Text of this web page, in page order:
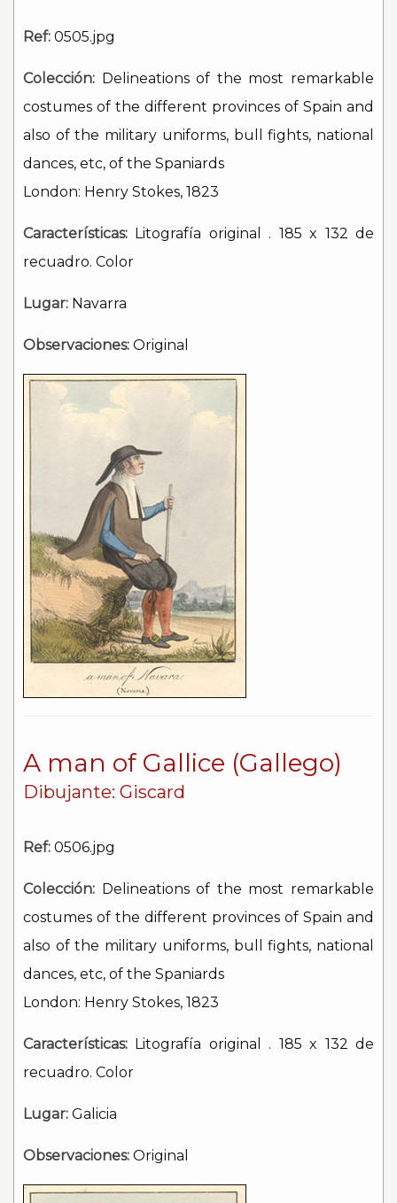
Ref: 0505.jpg
Colección: Delineations of the most remarkable
costumes of the different provinces of Spain and
also of the military uniforms, bull fights, national
dances, etc, of the Spaniards
London: Henry Stokes, 1823
Características: Litografía original . 185 x 132 de
recuadro. Color
Lugar: Navarra
Observaciones: Original
A man of Gallice (Gallego)
Dibujante: Giscard
Ref: 0506.jpg
Colección: Delineations of the most remarkable
costumes of the different provinces of Spain and
also of the military uniforms, bull fights, national
dances, etc, of the Spaniards
London: Henry Stokes, 1823
Características: Litografía original . 185 x 132 de
recuadro. Color
Lugar: Galicia
Observaciones: Original